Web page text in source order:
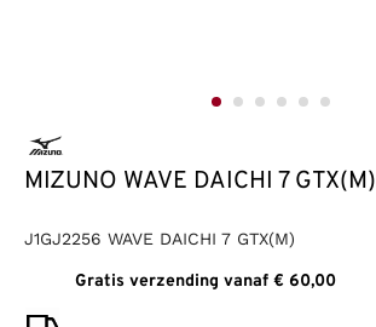
MIZUNO WAVE DAICHI 7 GTX(M)
J1GJ2256 WAVE DAICHI 7 GTX(M)
Gratis verzending vanaf € 60,00